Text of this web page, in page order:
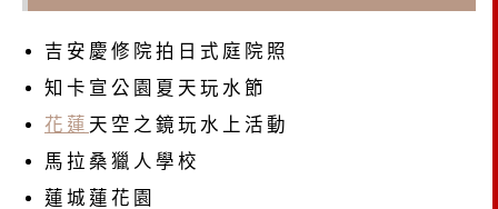
吉安慶修院拍日式庭院照
知卡宣公園夏天玩水節
花蓮 天空之鏡玩水上活動
馬拉桑獵人學校
蓮城蓮花園